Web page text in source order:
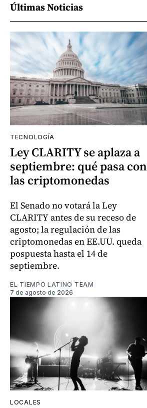
Últimas Noticias
TECNOLOGÍA
Ley CLARITY se aplaza a
septiembre: qué pasa con
las criptomonedas
El Senado no votará la Ley
CLARITY antes de su receso de
agosto; la regulación de las
criptomonedas en EE.UU. queda
pospuesta hasta el 14 de
septiembre.
EL TIEMPO LATINO TEAM
7 de agosto de 2026
LOCALES